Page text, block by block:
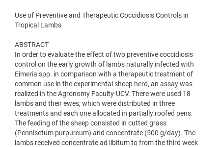
Use of Preventive and Therapeutic Coccidiosis Controls in
Tropical Lambs
ABSTRACT
In order to evaluate the effect of two preventive coccidiosis
control on the early growth of lambs naturally infected with
Eimeria spp. in comparison with a therapeutic treatment of
common use in the experimental sheep herd, an assay was
realized in the Agronomy Faculty-UCV. There were used 18
lambs and their ewes, which were distributed in three
treatments and each one allocated in partially roofed pens.
The feeding of the sheep consisted in cutted grass
(Pennisetum purpureum) and concentrate (500 g/day). The
lambs received concentrate ad libitum to from the third week